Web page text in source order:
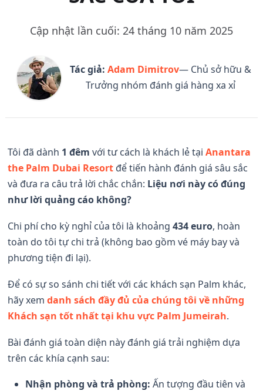
Cập nhật lần cuối: 24 tháng 10 năm 2025
Tác giả: Adam Dimitrov— Chủ sở hữu &
Trưởng nhóm đánh giá hàng xa xỉ
Tôi đã dành 1 đêm với tư cách là khách lẻ tạiAnantara
the Palm Dubai Resort để tiến hành đánh giá sâu sắc
và đưa ra câu trả lời chắc chắn: Liệu nơi này có đúng
như lời quảng cáo không?
Chi phí cho kỳ nghỉ của tôi là khoảng434 euro, hoàn
toàn do tôi tự chi trả (không bao gồm vé máy bay và
phương tiện đi lại).
Để có sự so sánh chi tiết với các khách sạn Palm khác,
hãy xemdanh sách đầy đủ của chúng tôi về những
Khách sạn tốt nhất tại khu vực Palm Jumeirah.
Bài đánh giá toàn diện này đánh giá trải nghiệm dựa
trên các khía cạnh sau:
Nhận phòng và trả phòng: Ấn tượng đầu tiên và